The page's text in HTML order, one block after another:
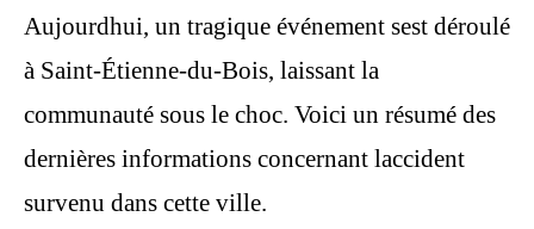
Aujourdhui, un tragique événement sest déroulé
à Saint-Étienne-du-Bois, laissant la
communauté sous le choc. Voici un résumé des
dernières informations concernant laccident
survenu dans cette ville.